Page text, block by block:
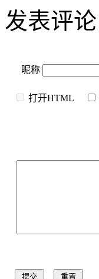
发表评论
昵称
打开HTML